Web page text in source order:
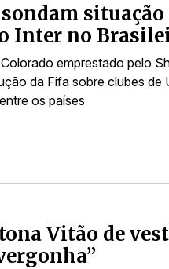
Inter no
emprestado pelo
da Fifa sobre clubes de
os países
Vitão de